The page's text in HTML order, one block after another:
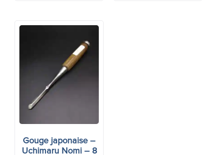
Gouge japonaise –
Uchimaru Nomi – 8